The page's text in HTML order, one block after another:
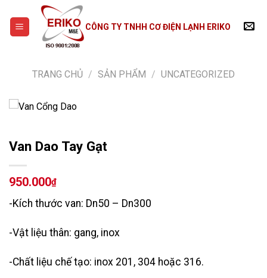
content
CÔNG TY TNHH CƠ ĐIỆN LẠNH ERIKO
TRANG CHỦ / SẢN PHẨM / UNCATEGORIZED
Van Dao Tay Gạt
950.000₫
-Kích thước van: Dn50 – Dn300
-Vật liệu thân: gang, inox
-Chất liệu chế tạo: inox 201, 304 hoặc 316.